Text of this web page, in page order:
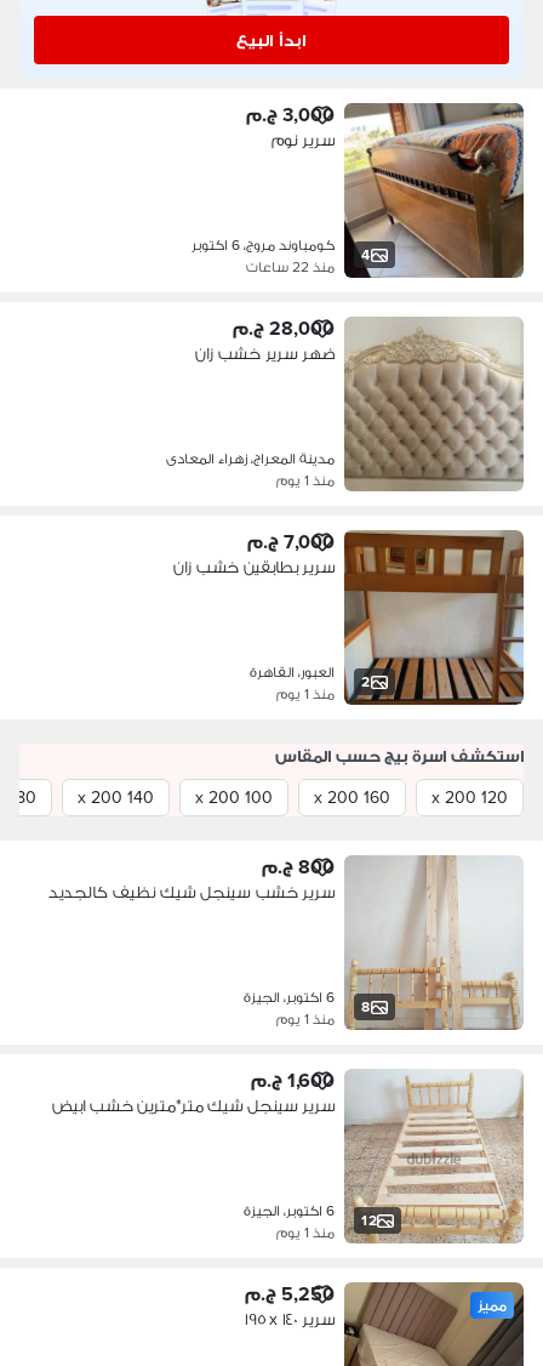
ابدأ البيع
4
3,000 ج.م
سرير نوم
كومباوند مروج، 6 اكتوبر
منذ 22 ساعات
28,000 ج.م
ضهر سرير خشب زان
مدينة المعراج، زهراء المعادى
منذ 1 يوم
2
7,000 ج.م
سرير بطابقين خشب زان
العبور، القاهرة
منذ 1 يوم
استكشف اسرة بيج حسب المقاس
120 x 200
160 x 200
100 x 200
140 x 200
180 x 200
8
800 ج.م
سرير خشب سينجل شيك نظيف كالجديد
6 اكتوبر، الجيزة
منذ 1 يوم
12
1,600 ج.م
سرير سينجل شيك متر*مترين خشب ابيض
6 اكتوبر، الجيزة
منذ 1 يوم
مميز 5,250 ج.م
سرير ١٤٠ x ١٩٥